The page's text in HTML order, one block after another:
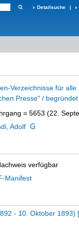
Detailsuche |
Verzeichnisse für
Presse" /
= 5653 (22.
Adolf
verfügbar
Manifest
- 10. Oktober 1893) [